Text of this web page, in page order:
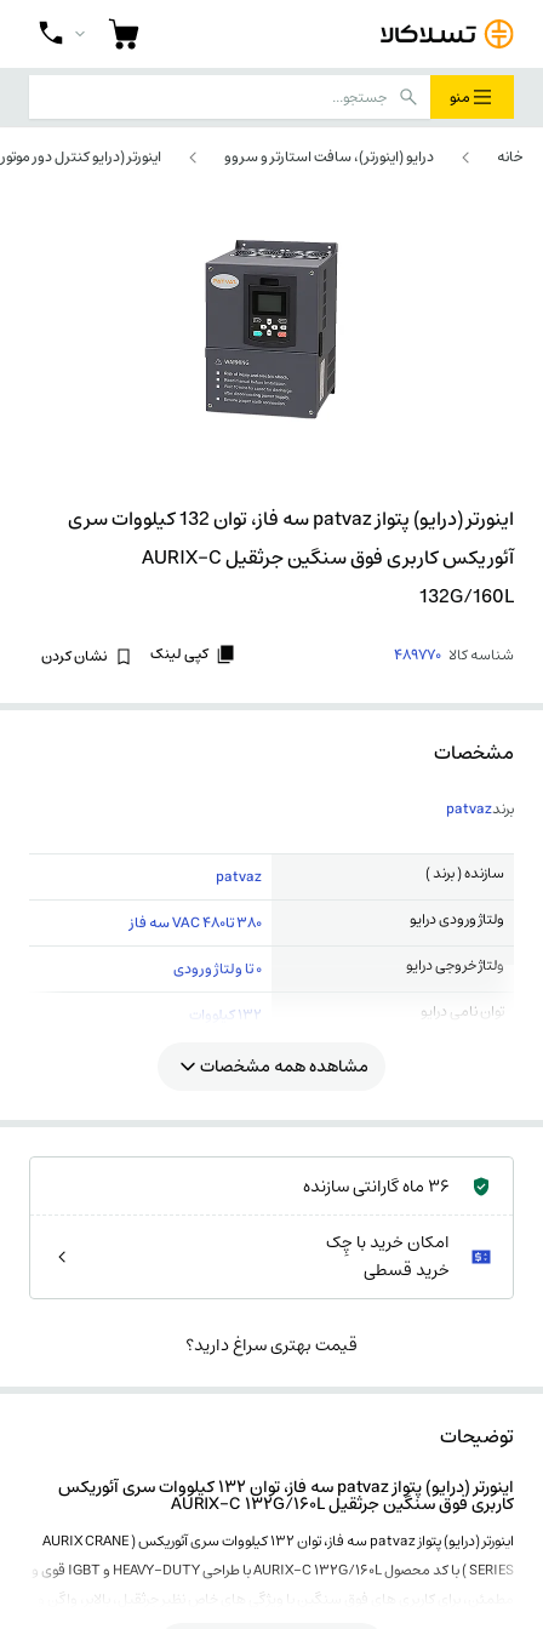
منو
خانه درایو (اینورتر)، سافت استارتر و سروو اینورتر (درایو کنترل دور
اینورتر (درایو) پتواز patvaz سه فاز، توان 132 کیلووات سری
آئوریکس کاربری فوق سنگین جرثقیل AURIX-C
132G/160L
شناسه کالا 489770 کپی لینک نشان کردن
مشخصات
برندpatvaz
سازنده ( برند )
patvaz
ولتاژ ورودی درایو
380 تا480 VAC سه فاز
ولتاژ خروجی درایو
0 تا ولتاژ ورودی
توان نامی درایو
132 کیلووات
مشاهده همه مشخصات
36 ماه گارانتی سازنده
امکان خرید با چِک
خرید قسطی
قیمت بهتری سراغ دارید؟
توضیحات
اینورتر (درایو) پتواز patvaz سه فاز، توان 132 کیلووات سری آئوریکس
کاربری فوق سنگین جرثقیل AURIX-C 132G/160L
اینورتر (درایو) پتواز patvaz سه فاز، توان 132 کیلووات سری آئوریکس ( AURIX CRANE
SERIES ) با کد محصول
AURIX-C 132G/160L
با طراحی HEAVY-DUTY و IGBT قوی و
مطمئن، برای کاربری های فوق سنگین با ویژگی های خاص نظیر جرثقیل، بالابر، واگن و